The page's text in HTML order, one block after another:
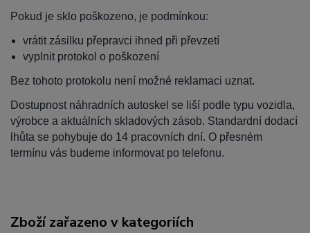
Pokud je sklo poškozeno, je podmínkou:
vrátit zásilku přepravci ihned při převzetí
vyplnit protokol o poškození
Bez tohoto protokolu není možné reklamaci uznat.
Dostupnost náhradních autoskel se liší podle typu vozidla,
výrobce a aktuálních skladových zásob. Standardní dodací
lhůta se pohybuje do 14 pracovních dní. O přesném
termínu vás budeme informovat po telefonu.
Zboží zařazeno v kategoriích